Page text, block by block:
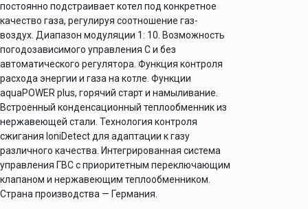
постоянно подстраивает котел под конкретное
качество газа, регулируя соотношение газ-
воздух. Диапазон модуляции 1: 10. Возможность
погодозависимого управления С и без
автоматического регулятора. Функция контроля
расхода энергии и газа на котле. Функции
aquaPOWER plus, горячий старт и намыливание.
Встроенный конденсационный теплообменник из
нержавеющей стали. Технология контроля
сжигания IoniDetect для адаптации к газу
различного качества. Интегрированная система
управления ГВС с приоритетным переключающим
клапаном и нержавеющим теплообменником.
Страна производства — Германия.